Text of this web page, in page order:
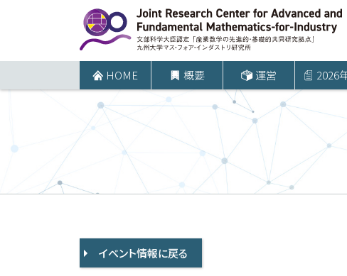
ツ
プ
HOME 概要 運営 2026
イベント情報に戻る